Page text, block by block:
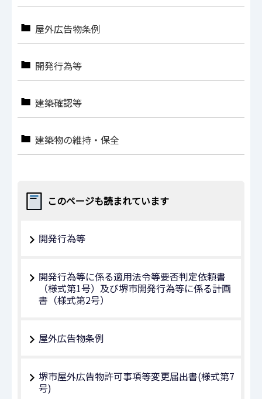
屋外広告物条例
開発行為等
建築確認等
建築物の維持・保全
このページも読まれています
開発行為等
開発行為等に係る適用法令等要否判定依頼書
（様式第1号）及び堺市開発行為等に係る計画
書（様式第2号）
屋外広告物条例
堺市屋外広告物許可事項等変更届出書(様式第7
号)